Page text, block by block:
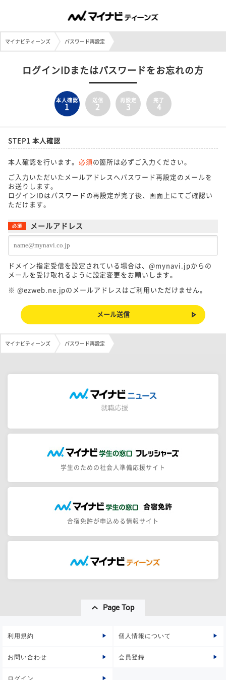
マイナビティーンズ パスワード再設定
ログインIDまたはパスワードをお忘れの方
本人確認
1
送信
2
再設定
3
完了
4
STEP1 本人確認
本人確認を行います。 必須の箇所は必ずご入力ください。
ご入力いただいたメールアドレスへパスワード再設定のメールを
お送りします。
ログインIDはパスワードの再設定が完了後、画面上にてご確認い
ただけます。
メールアドレス
ドメイン指定受信を設定されている場合は、@mynavi.jpからの
メールを受け取れるように設定変更をお願いします。
※ @ezweb.ne.jpのメールアドレスはご利用いただけません。
マイナビティーンズ パスワード再設定
学生のための社会人準備応援サイト
合宿免許が申込める情報サイト
Page Top
利用規約 個人情報について
お問い合わせ 会員登録
ログイン